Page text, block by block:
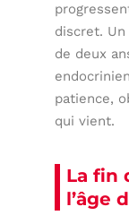
discret.
de deux
patience,
qui vient.
La fin
l’âge